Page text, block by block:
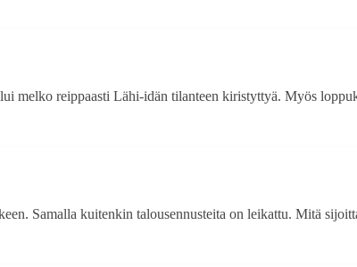
melko reippaasti Lähi-idän tilanteen kiristyttyä. Myös
Samalla kuitenkin talousennusteita on leikattu. Mitä